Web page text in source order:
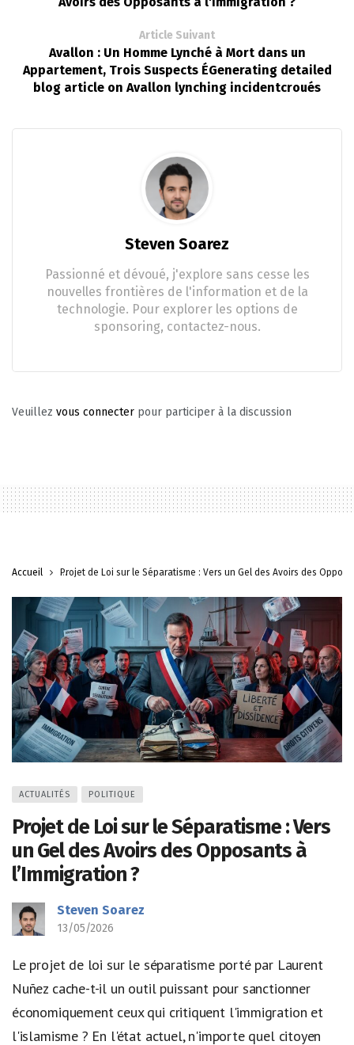
Article Suivant
Avallon : Un Homme Lynché à Mort dans un
Appartement, Trois Suspects ÉGenerating detailed
blog article on Avallon lynching incidentcroués
Steven Soarez
Passionné et dévoué, j'explore sans cesse les
nouvelles frontières de l'information et de la
technologie. Pour explorer les options de
sponsoring, contactez-nous.
Veuillez vous connecter pour participer à la discussion
Accueil Projet de Loi sur le Séparatisme : Vers un Gel des Avoirs des
ACTUALITÉS POLITIQUE
Projet de Loi sur le Séparatisme : Vers
un Gel des Avoirs des Opposants à
l’Immigration ?
Steven Soarez
13/05/2026
Le projet de loi sur le séparatisme porté par Laurent
Nuñez cache-t-il un outil puissant pour sanctionner
économiquement ceux qui critiquent l'immigration et
l'islamisme ? En l'état actuel, n'importe quel citoyen